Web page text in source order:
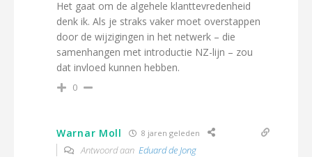
Het gaat om de algehele klanttevredenheid
denk ik. Als je straks vaker moet overstappen
door de wijzigingen in het netwerk – die
samenhangen met introductie NZ-lijn – zou
dat invloed kunnen hebben.
0
Warnar Moll 8 jaren geleden
Antwoord aan Eduard de Jong